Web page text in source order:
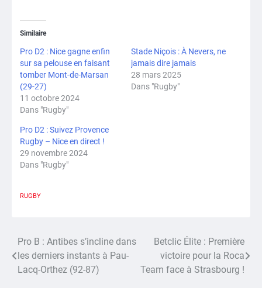
Similaire
Pro D2 : Nice gagne enfin
sur sa pelouse en faisant
tomber Mont-de-Marsan
(29-27)
11 octobre 2024
Dans "Rugby"
Stade Niçois : À Nevers, ne
jamais dire jamais
28 mars 2025
Dans "Rugby"
Pro D2 : Suivez Provence
Rugby – Nice en direct !
29 novembre 2024
Dans "Rugby"
RUGBY
Navigation
de
Pro B : Antibes s’incline dans
les derniers instants à Pau-
Lacq-Orthez (92-87)
Betclic Élite : Première
victoire pour la Roca
Team face à Strasbourg !